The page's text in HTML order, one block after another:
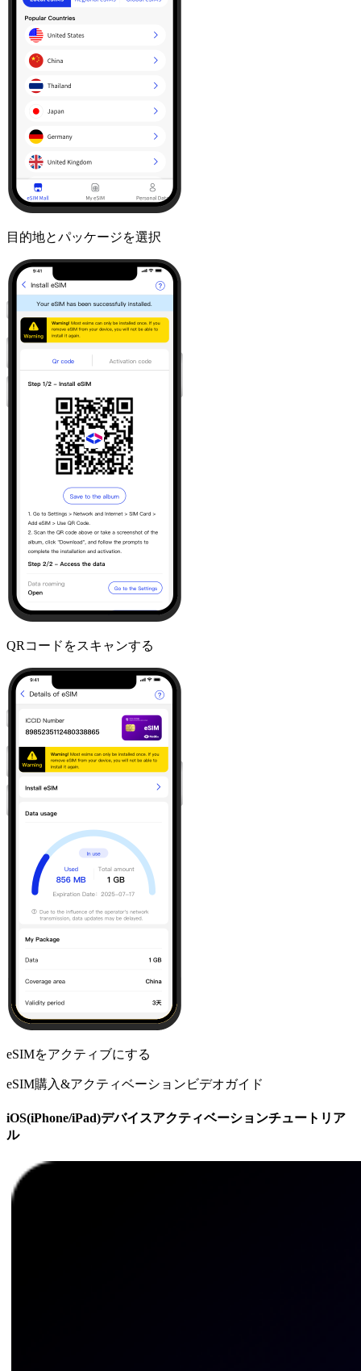
目的地とパッケージを選択
QRコードをスキャンする
eSIMをアクティブにする
eSIM購入&アクティベーションビデオガイド
iOS(iPhone/iPad)デバイスアクティベーションチュートリア
ル